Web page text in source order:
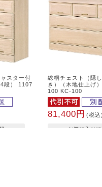
スター付
段） 1107
総桐チェスト（隠
き）（木地仕上げ
100 KC-100
81,400円 (税込)